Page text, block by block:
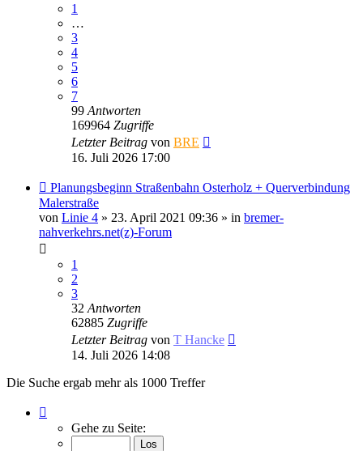
1
…
3
4
5
6
7
99 Antworten
169964 Zugriffe
Letzter Beitrag von BRE
16. Juli 2026 17:00
Neuer
Beitrag
Planungsbeginn Straßenbahn Osterholz + Querverbindung
Malerstraße
von Linie 4 » 23. April 2021 09:36 » in bremer-
nahverkehrs.net(z)-Forum
1
2
3
32 Antworten
62885 Zugriffe
Letzter Beitrag von T Hancke
14. Juli 2026 14:08
Die Suche ergab mehr als 1000 Treffer
von
Gehe zu Seite: